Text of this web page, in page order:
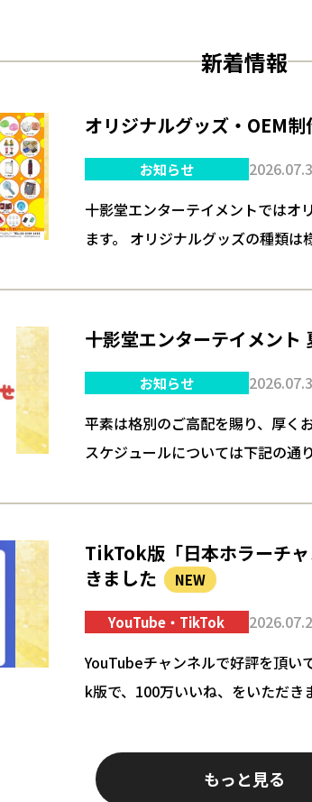
新着情報
オリジナルグッズ・OEM
お知らせ
十影堂エンターテイメントではオ
ます。 オリジナルグッズの種類
マウスパッド・マ…
十影堂エンターテイメント
お知らせ
平素は格別のご高配を賜り、厚く
スケジュールについては下記の通
TikTok版「日本ホラーチ
きました
NEW
YouTube・TikTok
YouTubeチャンネルで好評を頂い
k版で、100万いいね、をいただき
す。…
もっと見る